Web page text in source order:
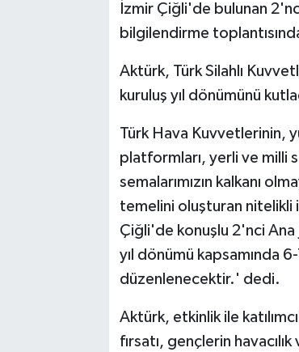
İzmir Çiğli'de bulunan
bilgilendirme
Aktürk, Türk Silahlı
kuruluş yıl dönümünü
Türk Hava Kuvvetlerinin,
platformları, yerli ve milli
semalarımızın kalkanı
temelini oluşturan nitelikli
Çiğli'de konuşlu 2'nci Ana
yıl dönümü kapsamında
düzenlenecektir.' dedi.
Aktürk, etkinlik ile
fırsatı, gençlerin